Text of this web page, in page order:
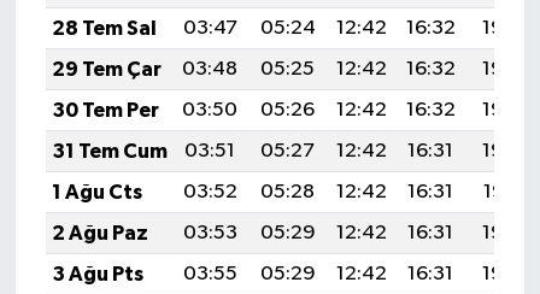
28 Tem Sal
03:47 05:24 12:42 16:32
19:50
29 Tem Çar
03:48 05:25 12:42 16:32
19:49
30 Tem Per
03:50 05:26 12:42 16:32
19:49
31 Tem Cum
03:51 05:27 12:42 16:31
19:48
1 Ağu Cts
03:52 05:28 12:42 16:31
19:47
2 Ağu Paz
03:53 05:29 12:42 16:31
19:46
3 Ağu Pts
03:55 05:29 12:42 16:31
19:45